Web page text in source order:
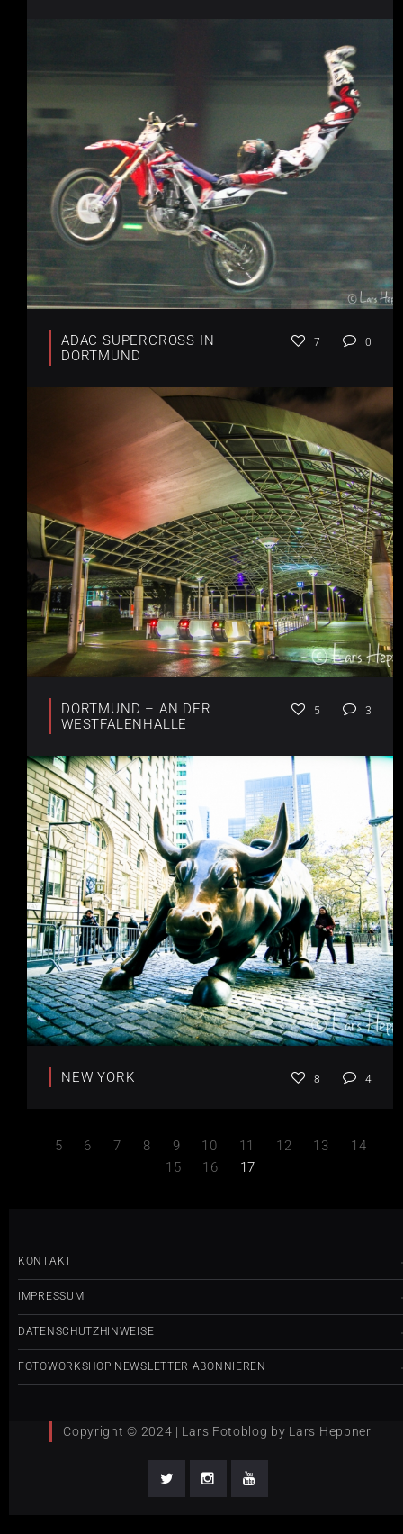
ADAC SUPERCROSS IN
DORTMUND
7 0
DORTMUND – AN DER
WESTFALENHALLE
5 3
NEW YORK 8 4
5 6 7 8 9 10 11 12 13
14
15
16 17
KONTAKT
IMPRESSUM
DATENSCHUTZHINWEISE
FOTOWORKSHOP NEWSLETTER ABONNIEREN
Copyright © 2024 | Lars Fotoblog by Lars Heppner